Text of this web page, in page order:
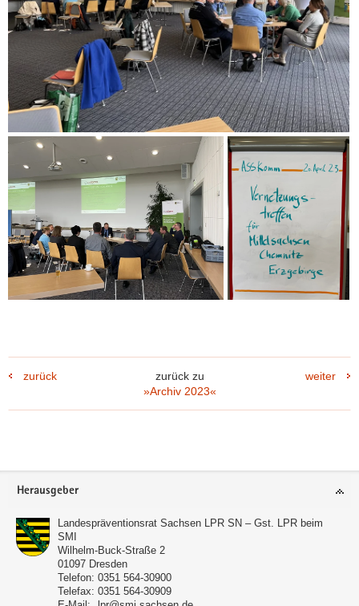
zurück
zurück zu
»Archiv 2023«
weiter
Footer-
Herausgeber
Landespräventionsrat Sachsen LPR SN – Gst. LPR beim
SMI
Wilhelm-Buck-Straße 2
01097 Dresden
Telefon: 0351 564-30900
Telefax: 0351 564-30909